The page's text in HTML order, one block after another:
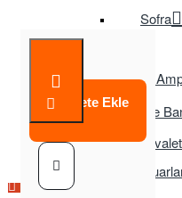
Sofra
Tasarruflu
Temizlik ve
TV
Sepete Ekle
Çok Satılan Ürün
Çok Satılan Ürün
Çok Satılan Ürün
Çok Satılan Ürün